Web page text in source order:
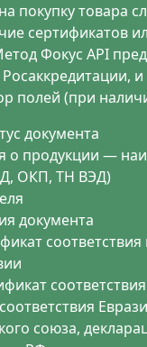
покупку товара
сертификатов
Фокус API
полей (при
документа
о продукции —
ОКП, ТН ВЭД)
документа
соответствия
союза,